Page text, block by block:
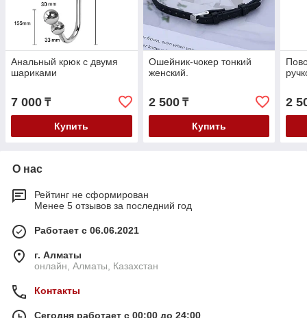
Анальный крюк с двумя
шариками
7 000 ₸
Купить
Ошейник-чокер тонкий
женский.
2 500₸
Купить
2
О нас
Рейтинг не сформирован
Менее 5 отзывов за последний год
Работает с 06.06.2021
г. Алматы
онлайн, Алматы, Казахстан
Контакты
Сегодня работает с 00:00 до 24:00